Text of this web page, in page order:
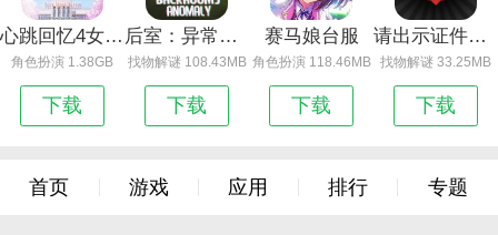
心跳回忆4女生版
角色扮演 1.38GB
下载
后室：异常幸存者中文版
找物解谜 108.43MB
下载
赛马娘台服
角色扮演 118.46MB
下载
请出示证件校园版
找物解谜 33.25MB
下载
首页 游戏 应用 排行 专题